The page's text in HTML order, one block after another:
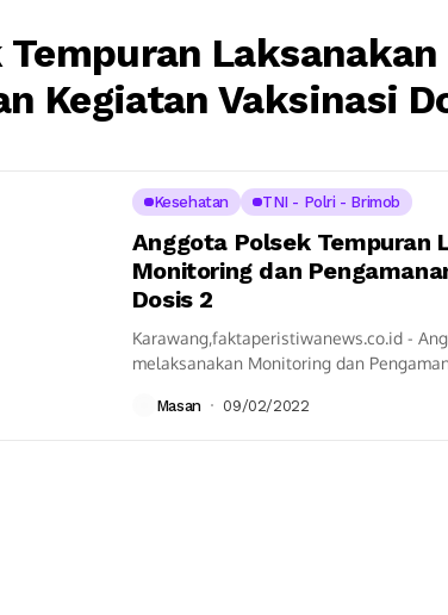
Tempuran
Kegiatan Vaksinasi
Kesehatan TNI - Polri - Brimob
Anggota Polsek Tempuran
Monitoring dan
Dosis 2
Karawang,faktaperistiwanews.co.id -
melaksanakan Monitoring dan
Percepatan...
Masan 09/02/2022